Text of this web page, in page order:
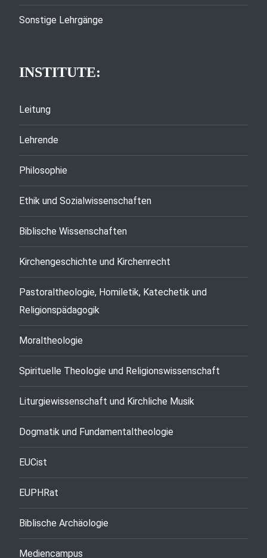
Sonstige Lehrgänge
INSTITUTE:
Leitung
Lehrende
Philosophie
Ethik und Sozialwissenschaften
Biblische Wissenschaften
Kirchengeschichte und Kirchenrecht
Pastoraltheologie, Homiletik, Katechetik und
Religionspädagogik
Moraltheologie
Spirituelle Theologie und Religionswissenschaft
Liturgiewissenschaft und Kirchliche Musik
Dogmatik und Fundamentaltheologie
EUCist
EUPHRat
Biblische Archäologie
Mediencampus